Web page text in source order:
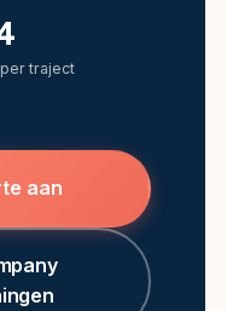
traject
aan